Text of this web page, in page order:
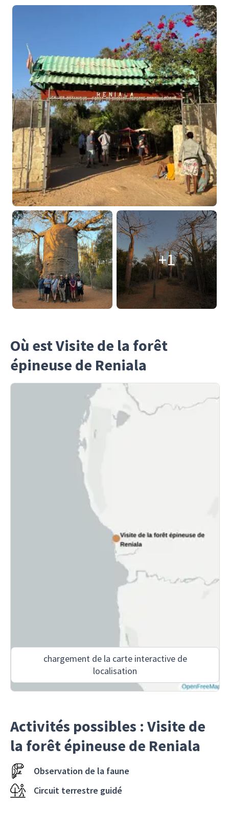
+1
Où est Visite de la forêt
épineuse de Reniala
chargement de la carte interactive de
localisation
Activités possibles : Visite de
la forêt épineuse de Reniala
Observation de la faune
Circuit terrestre guidé